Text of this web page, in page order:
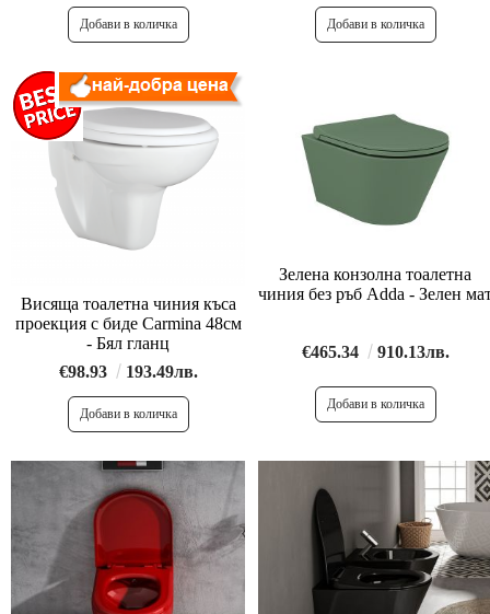
Висяща тоалетна чиния къса
проекция с биде Carmina 48см
- Бял гланц
€98.93
193.49лв.
Зелена конзолна тоалетна
чиния без ръб Adda - Зелен
€465.34 910.13лв.